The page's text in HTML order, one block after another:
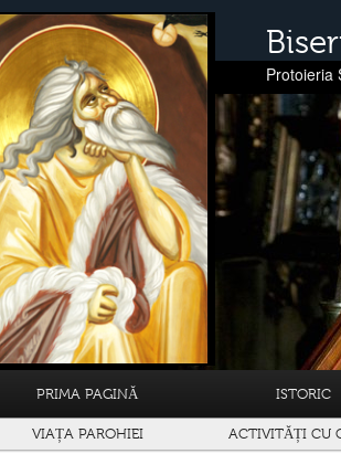
Protoieria
PRIMA PAGINĂ ISTORIC
VIAȚA PAROHIEI ACTIVITĂȚI CU